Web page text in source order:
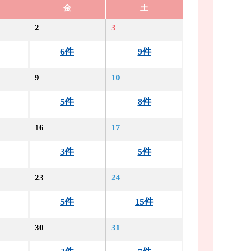
金 土
2
6件
3
9件
9
5件
10
8件
16
3件
17
5件
23
5件
24
15件
30 31